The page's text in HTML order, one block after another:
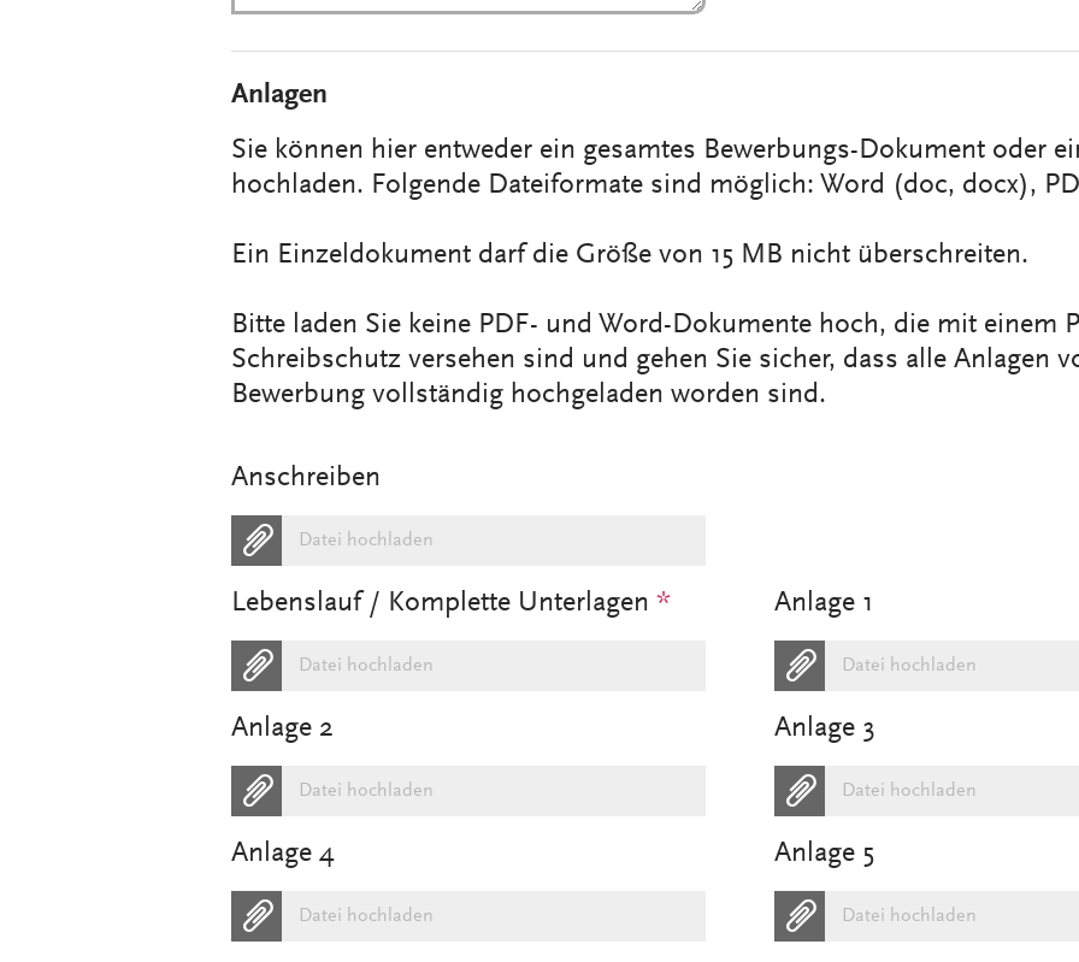
Anlagen
Sie können hier entweder ein gesamtes Bewerbungs-Dokument oder
hochladen. Folgende Dateiformate sind möglich: Word (doc, docx),
Ein Einzeldokument darf die Größe von 15 MB nicht überschreiten.
Bitte laden Sie keine PDF- und Word-Dokumente hoch, die mit einem
Schreibschutz versehen sind und gehen Sie sicher, dass alle Anlagen
Bewerbung vollständig hochgeladen worden sind.
Anschreiben
Datei hochladen
Lebenslauf / Komplette Unterlagen *
Datei hochladen
Anlage 1
Datei hochladen
Anlage 2
Datei hochladen
Anlage 3
Datei hochladen
Anlage 4
Datei hochladen
Anlage 5
Datei hochladen